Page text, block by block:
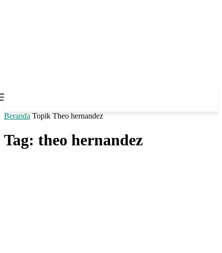
Beranda Topik Theo hernandez
Tag: theo hernandez